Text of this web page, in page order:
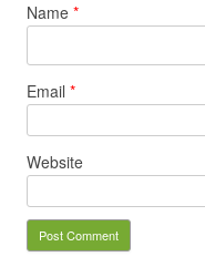
Name *
Email *
Website